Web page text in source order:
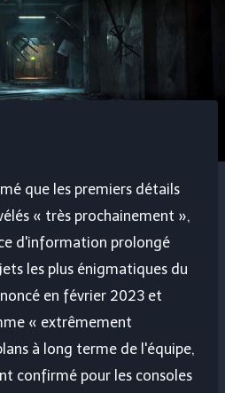
que les premiers détails
« très prochainement »,
d'information prolongé
les plus énigmatiques du
en février 2023 et
« extrêmement
à long terme de l'équipe,
confirmé pour les consoles